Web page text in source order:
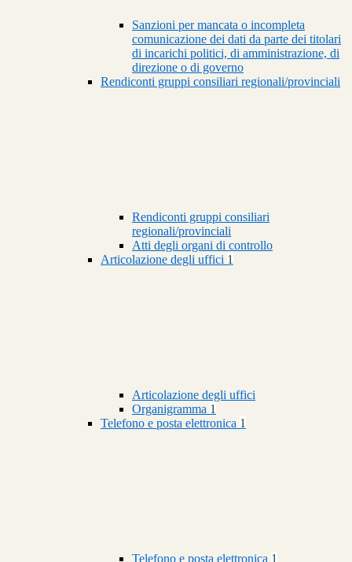
Sanzioni per mancata o incompleta
comunicazione dei dati da parte dei titolari
di incarichi politici, di amministrazione, di
direzione o di governo
Rendiconti gruppi consiliari regionali/provinciali
Rendiconti gruppi consiliari
regionali/provinciali
Atti degli organi di controllo
Articolazione degli uffici 1
Articolazione degli uffici
Organigramma 1
Telefono e posta elettronica 1
Telefono e posta elettronica 1